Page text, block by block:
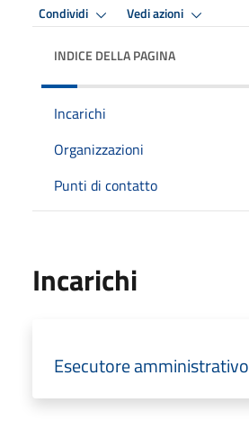
Condividi Vedi azioni
INDICE DELLA PAGINA
Incarichi
Organizzazioni
Punti di contatto
Incarichi
Esecutore amministrativo